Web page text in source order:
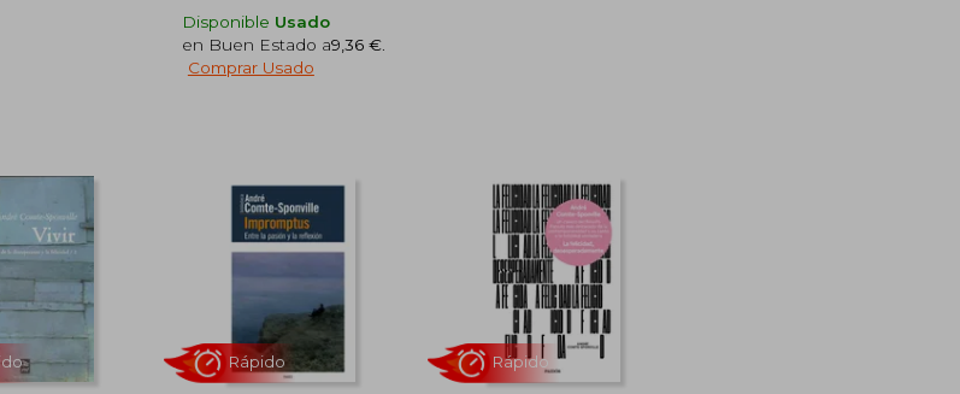
11,90 €
Disponible Usado
en Buen Estado a9,36 €.
Comprar Usado